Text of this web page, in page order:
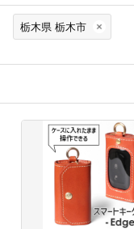
栃木県 栃木市